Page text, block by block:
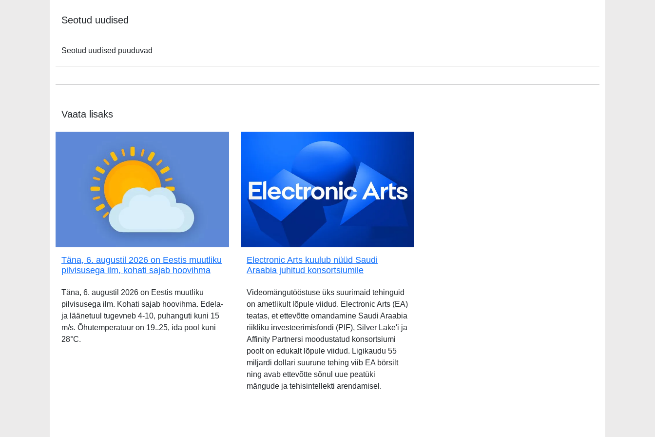
Seotud uudised
Seotud uudised puuduvad
Vaata lisaks
Täna, 6. augustil 2026 on Eestis muutliku
pilvisusega ilm, kohati sajab hoovihma
Täna, 6. augustil 2026 on Eestis muutliku
pilvisusega ilm. Kohati sajab hoovihma. Edela-
ja läänetuul tugevneb 4-10, puhanguti kuni 15
m/s. Õhutemperatuur on 19..25, ida pool kuni
28°C.
Electronic Arts kuulub nüüd Saudi
Araabia juhitud konsortsiumile
Videomängutööstuse üks suurimaid tehinguid
on ametlikult lõpule viidud. Electronic Arts (EA)
teatas, et ettevõtte omandamine Saudi Araabia
riikliku investeerimisfondi (PIF), Silver Lake'i ja
Affinity Partnersi moodustatud konsortsiumi
poolt on edukalt lõpule viidud. Ligikaudu 55
miljardi dollari suurune tehing viib EA börsilt
ning avab ettevõtte sõnul uue peatüki
mängude ja tehisintellekti arendamisel.